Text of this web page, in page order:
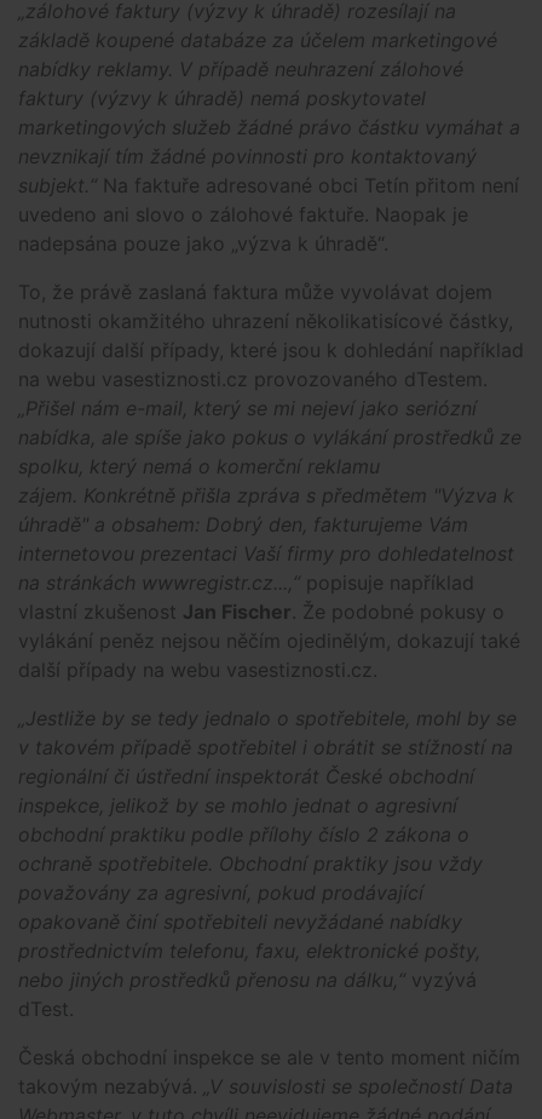
„zálohové faktury (výzvy k úhradě) rozesílají na
základě koupené databáze za účelem marketingové
nabídky reklamy. V případě neuhrazení zálohové
faktury (výzvy k úhradě) nemá poskytovatel
marketingových služeb žádné právo částku vymáhat a
nevznikají tím žádné povinnosti pro kontaktovaný
subjekt.“ Na faktuře adresované obci Tetín přitom není
uvedeno ani slovo o zálohové faktuře. Naopak je
nadepsána pouze jako „výzva k úhradě“.
To, že právě zaslaná faktura může vyvolávat dojem
nutnosti okamžitého uhrazení několikatisícové částky,
dokazují další případy, které jsou k dohledání například
na webu vasestiznosti.cz provozovaného dTestem.
„Přišel nám e-mail, který se mi nejeví jako seriózní
nabídka, ale spíše jako pokus o vylákání prostředků ze
spolku, který nemá o komerční reklamu
zájem. Konkrétně přišla zpráva s předmětem "Výzva k
úhradě" a obsahem: Dobrý den, fakturujeme Vám
internetovou prezentaci Vaší firmy pro dohledatelnost
na stránkách wwwregistr.cz...,“ popisuje například
vlastní zkušenost Jan Fischer. Že podobné pokusy o
vylákání peněz nejsou něčím ojedinělým, dokazují také
další případy na webu vasestiznosti.cz.
„Jestliže by se tedy jednalo o spotřebitele, mohl by se
v takovém případě spotřebitel i obrátit se stížností na
regionální či ústřední inspektorát České obchodní
inspekce, jelikož by se mohlo jednat o agresivní
obchodní praktiku podle přílohy číslo 2 zákona o
ochraně spotřebitele. Obchodní praktiky jsou vždy
považovány za agresivní, pokud prodávající
opakovaně činí spotřebiteli nevyžádané nabídky
prostřednictvím telefonu, faxu, elektronické pošty,
nebo jiných prostředků přenosu na dálku,“ vyzývá
dTest.
Česká obchodní inspekce se ale v tento moment ničím
takovým nezabývá.
„V souvislosti se společností Data